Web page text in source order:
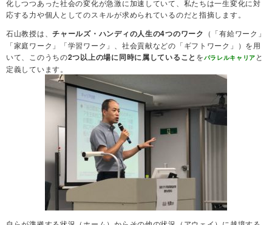
化しつつあった社会の変化が急激に加速していて、私たちは一生変化に対
応する力や個人としてのスキルが求められているのだと指摘します。
石山教授は、チャールズ・ハンディの人生の4つのワーク （「有給ワーク」
「家庭ワーク」「学習ワーク」、社会貢献などの「ギフトワーク」）を用
いて、このうちの2つ以上の場に同時に属していること をパラレルキャリア と
定義しています。